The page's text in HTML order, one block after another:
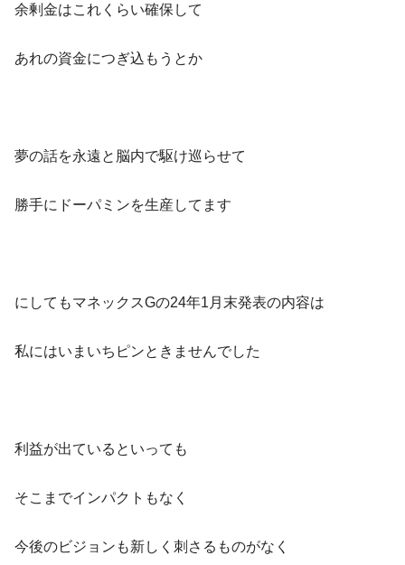
余剰金はこれくらい確保して
あれの資金につぎ込もうとか
夢の話を永遠と脳内で駆け巡らせて
勝手にドーパミンを生産してます
にしてもマネックスGの24年1月末発表の内容は
私にはいまいちピンときませんでした
利益が出ているといっても
そこまでインパクトもなく
今後のビジョンも新しく刺さるものがなく